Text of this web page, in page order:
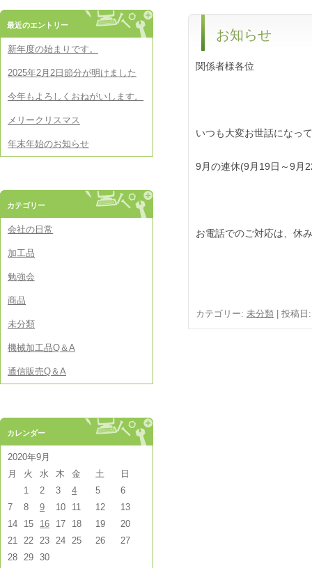
お知らせ
関係者様各位
いつも大変お世話になっ
9月の連休(9月19日～9月
お電話でのご対応は、休
カテゴリー: 未分類 | 投稿
最近のエントリー
新年度の始まりです。
2025年2月2日節分が明けました
今年もよろしくおねがいします。
メリークリスマス
年末年始のお知らせ
カテゴリー
会社の日常
加工品
勉強会
商品
未分類
機械加工品Q＆A
通信販売Q＆A
カレンダー
2020年9月
月
火 水 木 金 土 日
1 2 3 4 5
6
7
8 9 10 11 12
13
14
15 16 17 18 19
20
21 22 23 24 25 26
27
28 29 30